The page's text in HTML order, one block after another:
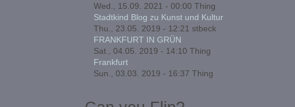
Wed., 15.09. 2021 - 00:00 Thing
Stadtkind Blog zu Kunst und Kultur
Thu., 23.05. 2019 - 12:21 stbeck
FRANKFURT IN GRÜN
Sat., 04.05. 2019 - 14:10 Thing
Frankfurt
Sun., 03.03. 2019 - 16:37 Thing